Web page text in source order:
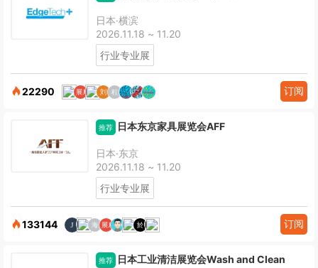
日本·横滨
2026.11.18 ~ 11.20
行业专业展
22290 订阅
推荐 日本东京家具展览会AFF
日本·东京
2026.11.18 ~ 11.20
行业专业展
133144 订阅
推荐 日本工业清洁展览会Wash and Clean